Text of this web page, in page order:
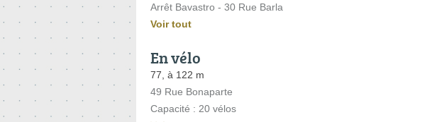
Arrêt Bavastro - 30 Rue Barla
Voir tout
En vélo
77, à 122 m
49 Rue Bonaparte
Capacité : 20 vélos